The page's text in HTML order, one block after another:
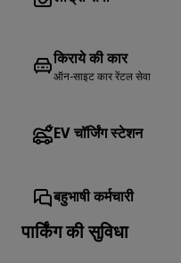
किराये की कार
ऑन-साइट कार रेंटल सेवा
EV चॉर्जिंग स्टेशन
बहुभाषी कर्मचारी
पार्किंग की सुविधा